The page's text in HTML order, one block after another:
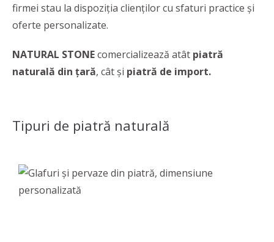
firmei stau la dispoziția clienților cu sfaturi practice și
oferte personalizate.
NATURAL STONEcomercializează atât piatră
naturală din țară, cât și piatră de import.
Tipuri de piatră naturală